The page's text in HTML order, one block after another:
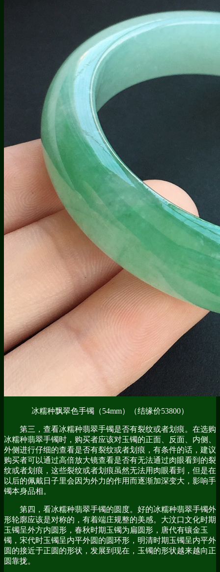
冰糯种飘翠色手镯（54mm）（结缘价53800）
第三，查看冰糯种翡翠手镯是否有裂纹或者划痕。在选购
冰糯种翡翠手镯时，购买者应该对玉镯的正面、反面、内侧、
外侧进行仔细的查看是否有裂纹或者划痕，有条件的话，建议
购买者可以通过高倍放大镜查看是否有无法通过肉眼看到的裂
纹或者划痕，这些裂纹或者划痕虽然无法用肉眼看到，但是在
以后的佩戴日子里会因为外力的作用而逐渐加深变大，影响手
镯本身品相。
第四，看冰糯种翡翠手镯的圆度。好的冰糯种翡翠手镯外
形轮廓应该是对称的，有着端庄规整的美感。大汶口文化时期
玉镯呈外方内圆形，春秋时期玉镯为扁圆形，唐代有镶金玉
镯，宋代时玉镯呈内平外圆的圆环形，明清时期玉镯呈内平外
圆的接近于正圆的形状，发展到现在，玉镯的形状越来越向正
圆靠拢。